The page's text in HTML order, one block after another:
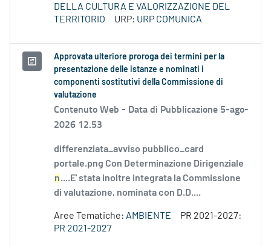
DELLA CULTURA E VALORIZZAZIONE DEL
TERRITORIO
URP: URP COMUNICA
Approvata ulteriore proroga dei termini per la
presentazione delle istanze e nominati i
componenti sostitutivi della Commissione di
valutazione
Contenuto Web - Data di Pubblicazione 5-ago-
2026 12.53
differenziata_avviso pubblico_card
portale.png Con Determinazione Dirigenziale
n....E' stata inoltre integrata la Commissione
di valutazione, nominata con D.D....
Aree Tematiche: AMBIENTE
PR 2021-2027:
PR 2021-2027